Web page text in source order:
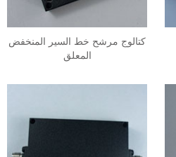
كتالوج مرشح خط السير المنخفض
المعلق